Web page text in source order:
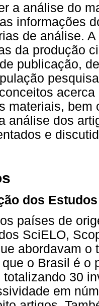
a análise do
informações
de análise.
da produção
publicação,
materiais,
análise dos
e
dos
países de
SciELO,
abordavam
o Brasil é o
totalizando 30
em